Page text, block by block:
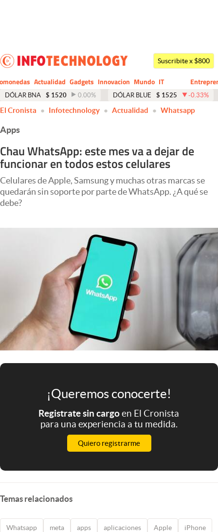
Dólar
Economía y Política
Finanzas y Mercados
Negocios
Columnistas
Otras secciones
Apertura
Mundial 2026
Eventos Corporativos
El Cronista Studio
Mediakit
abre en nueva pestaña
Suscribite x $800
Actualidad Gadgets Innovacion Mundo
CIO
IT
Business
DÓLAR BNA $ 1520 0.00% DÓLAR BLUE $ 1525 -0.33%
El Cronista Infotechnology Actualidad Whatsapp
Apps
Chau WhatsApp: este mes va a dejar de
funcionar en todos estos celulares
Celulares de Apple, Samsung y muchas otras marcas se
quedarán sin soporte por parte de WhatsApp. ¿A qué se
debe?
¡Queremos conocerte!
Registrate sin cargoen El Cronista
para una experiencia a tu medida.
Quiero registrarme
Temas relacionados
Whatsapp meta apps aplicaciones Apple iPhone